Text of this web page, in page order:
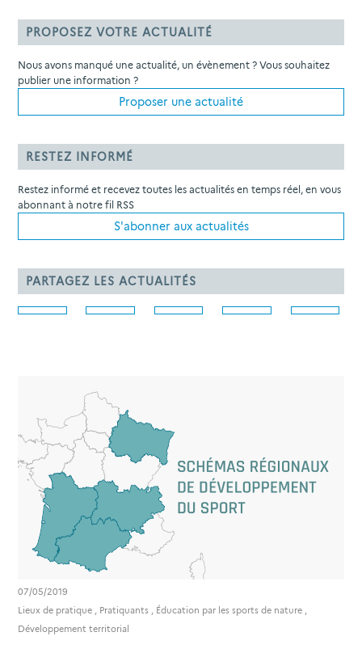
PROPOSEZ VOTRE ACTUALITÉ
Nous avons manqué une actualité, un évènement ? Vous souhaitez
publier une information ?
Proposer une actualité
RESTEZ INFORMÉ
Restez informé et recevez toutes les actualités en temps réel, en vous
abonnant à notre fil RSS
S'abonner aux actualités
PARTAGEZ LES ACTUALITÉS
07/05/2019
Lieux de pratique , Pratiquants , Éducation par les sports de nature ,
Développement territorial